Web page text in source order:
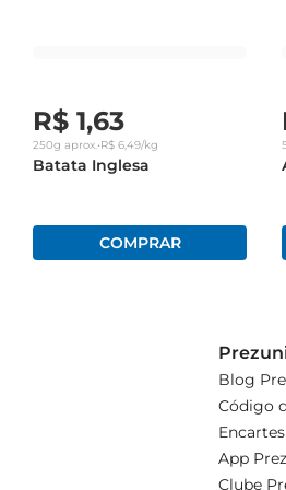
R$ 1,63
250g aprox.•R$ 6,49/kg
Batata Inglesa
Blog
Código
Encartes
App
Clube